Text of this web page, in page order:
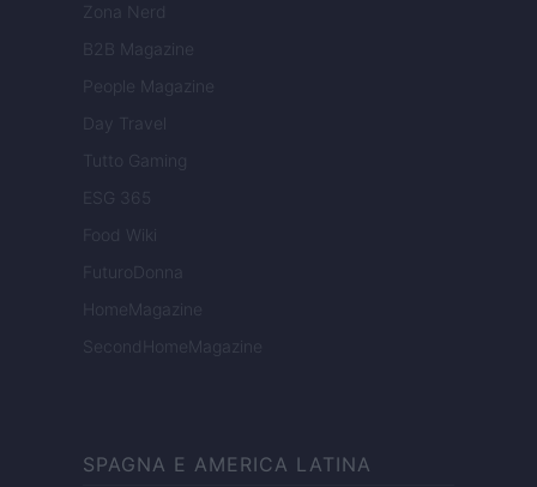
Zona Nerd
B2B Magazine
People Magazine
Day Travel
Tutto Gaming
ESG 365
Food Wiki
FuturoDonna
HomeMagazine
SecondHomeMagazine
SPAGNA E AMERICA LATINA